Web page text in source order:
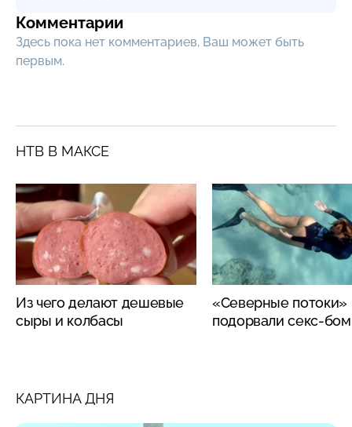
Комментарии
Здесь пока нет комментариев, Ваш может быть
первым.
НТВ В МАКСЕ
Из чего делают дешевые
сыры и колбасы
«Северные потоки»
подорвали секс-
КАРТИНА ДНЯ